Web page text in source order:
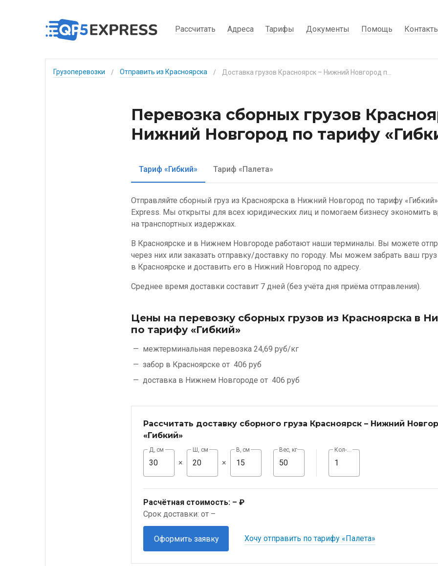
Рассчитать Адреса Тарифы Документы Помощь
Грузоперевозки / Отправить из Красноярска /
Перевозка сборных грузов
Нижний Новгород по тарифу
Тариф «Гибкий» Тариф «Палета»
Отправляйте сборный груз из Красноярска в Нижний Новгород по тарифу
Express. Мы открыты для всех юридических лиц и помогаем бизнесу экономить
на транспортных издержках.
В Красноярске и в Нижнем Новгороде работают наши терминалы. Вы можете
через них или заказать отправку/доставку по городу. Мы можем забрать ваш
в Красноярске и доставить его в Нижний Новгород по адресу.
Среднее время доставки составит 7 дней (без учёта дня приёма отправления).
Цены на перевозку сборных грузов из Красноярска в
по тарифу «Гибкий»
межтерминальная перевозка 24,69 руб/кг
забор в Красноярске от 406 руб
доставка в Нижнем Новгороде от 406 руб
Рассчитать доставку сборного груза Красноярск – Нижний
«Гибкий»
Д, см
×
Ш, см
×
В, см Вес, кг Кол-во, шт
Расчётная стоимость: – ₽
Срок доставки: от –
Оформить заявку Хочу отправить по тарифу «Палета»